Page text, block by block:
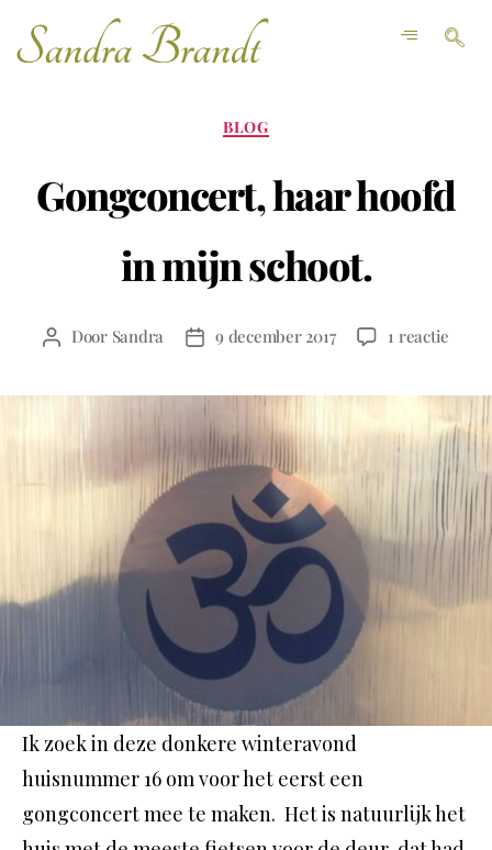
BLOG
Gongconcert, haar hoofd
in mijn schoot.
Door Sandra 9 december 2017 1 reactie
Ik zoek in deze donkere winteravond
huisnummer 16 om voor het eerst een
gongconcert mee te maken. Het is natuurlijk het